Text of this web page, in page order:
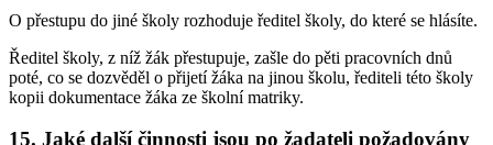
O přestupu do jiné školy rozhoduje ředitel školy, do které se hlásíte.
Ředitel školy, z níž žák přestupuje, zašle do pěti pracovních dnů
poté, co se dozvěděl o přijetí žáka na jinou školu, řediteli této školy
kopii dokumentace žáka ze školní matriky.
15. Jaké další činnosti jsou po žadateli požadovány